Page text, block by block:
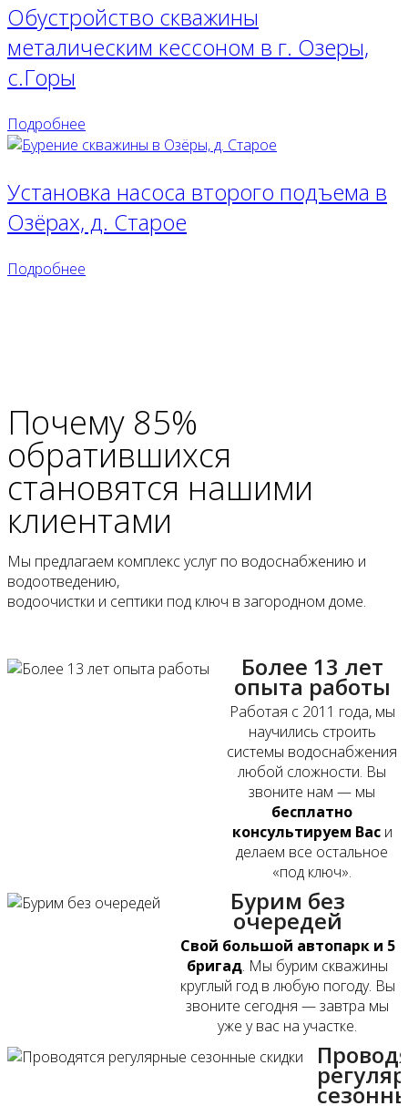
Обустройство скважины
металическим кессоном в г. Озеры,
с.Горы
Подробнее
Установка насоса второго подъема в
Озёрах, д. Старое
Подробнее
Почему 85%
обратившихся
становятся нашими
клиентами
Мы предлагаем комплекс услуг по водоснабжению и
водоотведению,
водоочистки и септики под ключ в загородном доме.
Более 13 лет
опыта работы
Работая с 2011 года, мы
научились строить
системы водоснабжения
любой сложности. Вы
звоните нам — мы
бесплатно
консультируем Васи
делаем все остальное
«под ключ».
Бурим без
очередей
Свой большой автопарк и 5
бригад. Мы бурим скважины
круглый год в любую погоду. Вы
звоните сегодня — завтра мы
уже у вас на участке.